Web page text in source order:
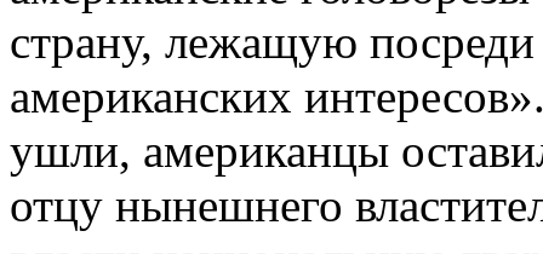
страну, лежащую
американских
ушли, американцы
отцу нынешнего